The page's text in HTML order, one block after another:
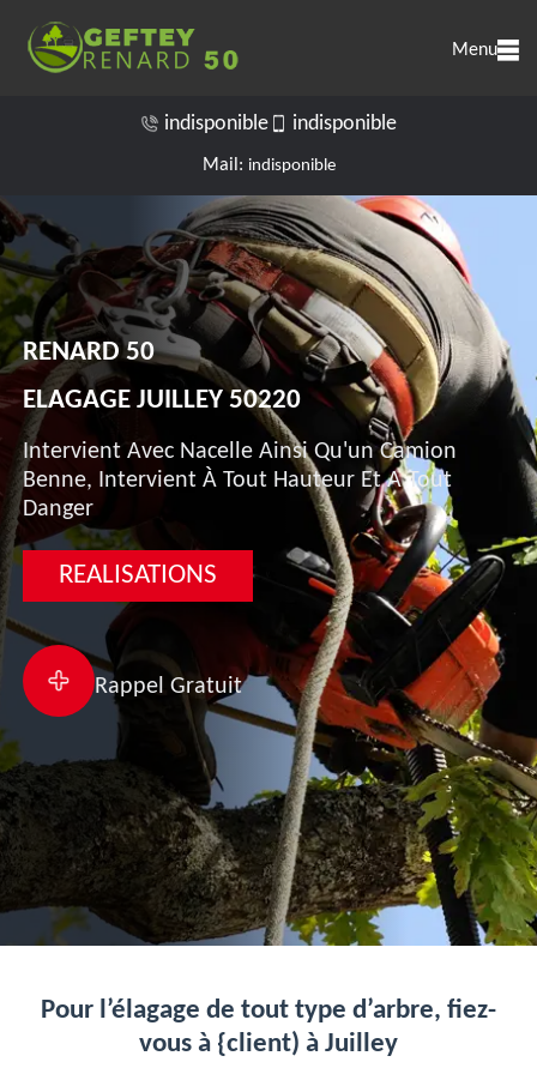
Menu
indisponible indisponible
Mail: indisponible
RENARD 50
ELAGAGE JUILLEY 50220
Intervient Avec Nacelle Ainsi Qu'un Camion
Benne, Intervient À Tout Hauteur Et A Tout
Danger
REALISATIONS
Rappel Gratuit
Pour l’élagage de tout type d’arbre, fiez-
vous à {client) à Juilley